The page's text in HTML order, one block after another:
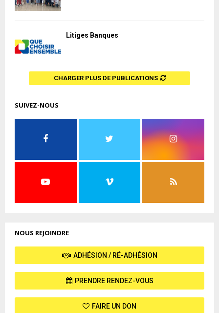
Litiges Banques
CHARGER PLUS DE PUBLICATIONS
SUIVEZ-NOUS
NOUS REJOINDRE
ADHÉSION / RÉ-ADHÉSION
PRENDRE RENDEZ-VOUS
FAIRE UN DON